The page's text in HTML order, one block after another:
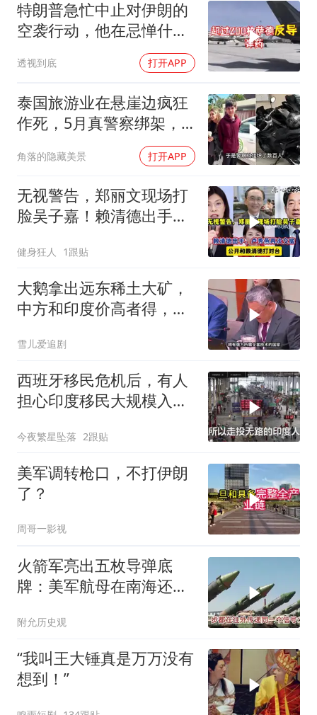
特朗普急忙中止对伊朗的
空袭行动，他在忌惮什
透视到底 打开APP
泰国旅游业在悬崖边疯狂
作死，5月真警察绑架，7
角落的隐藏美景 打开APP
无视警告，郑丽文现场打
脸吴子嘉！赖清德出手，
健身狂人 1跟贴
大鹅拿出远东稀土大矿，
中方和印度价高者得，背
雪儿爱追剧
西班牙移民危机后，有人
担心印度移民大规模入侵
今夜繁星坠落 2跟贴
美军调转枪口，不打伊朗
了？
周哥一影视
火箭军亮出五枚导弹底
牌：美军航母在南海还有
附允历史观
“我叫王大锤真是万万没有
想到！”